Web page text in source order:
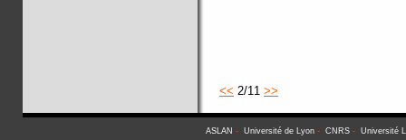
<< 2/11 >>
ASLAN - Université de Lyon- CNRS- Université